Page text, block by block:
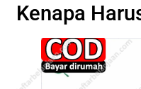
Kenapa